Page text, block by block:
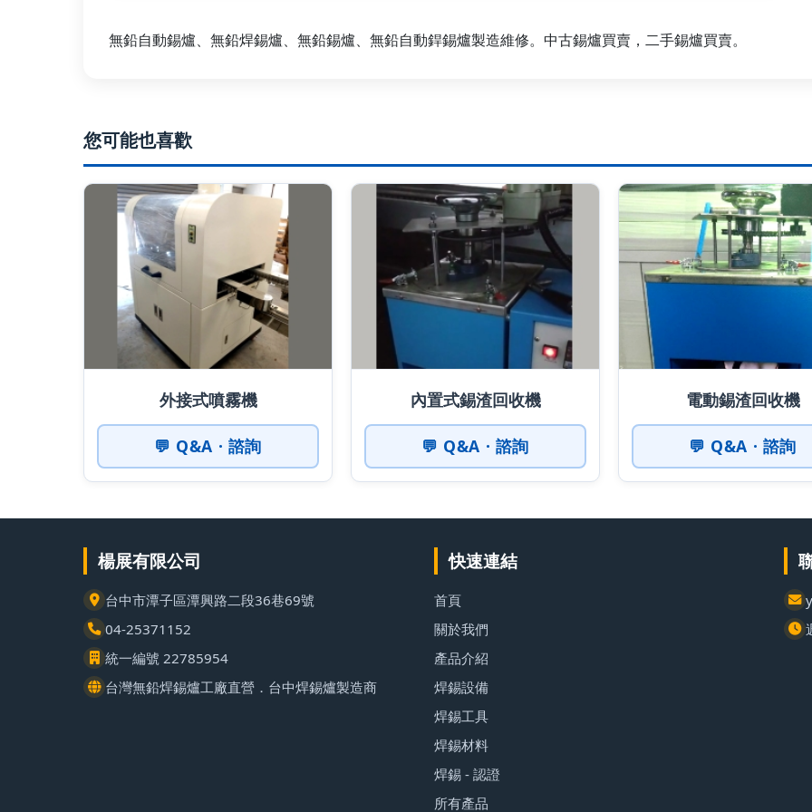
無鉛自動錫爐、無鉛焊錫爐、無鉛錫爐、無鉛自動銲錫爐製造維修。中古錫爐買賣，二手錫爐買賣。
您可能也喜歡
外接式噴霧機
💬 Q&A · 諮詢
內置式錫渣回收機
💬 Q&A · 諮詢
電動錫渣回收機
💬 Q&A · 諮詢
楊展有限公司
台中市潭子區潭興路二段36巷69號
04-25371152
統一編號 22785954
台灣無鉛焊錫爐工廠直營．台中焊錫爐製造商
快速連結
首頁
關於我們
產品介紹
焊錫設備
焊錫工具
焊錫材料
焊錫 - 認證
所有產品